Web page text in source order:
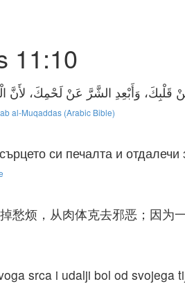
11:10
al-Muqaddas (Arabic Bible)
си печалта и
愁烦，从肉体克去邪恶；因为
srca i udalji bol od svojega